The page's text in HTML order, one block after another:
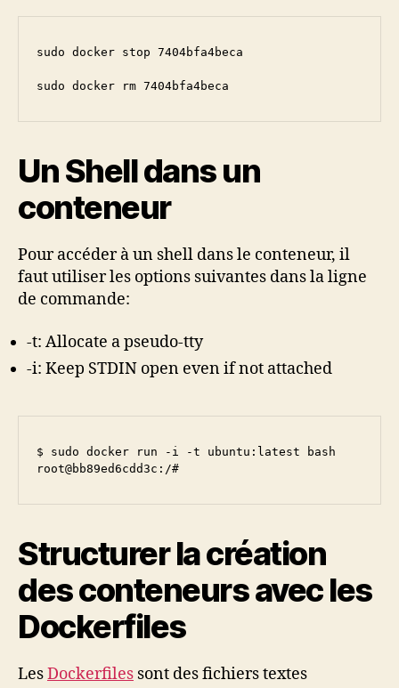
sudo docker stop 7404bfa4beca
Un Shell dans un
conteneur
Pour accéder à un shell dans le conteneur, il
faut utiliser les options suivantes dans la ligne
de commande:
-t: Allocate a pseudo-tty
-i: Keep STDIN open even if not attached
$ sudo docker run -i -t ubuntu:latest bash
Structurer la création
des conteneurs avec les
Dockerfiles
LesDockerfiles sont des fichiers textes